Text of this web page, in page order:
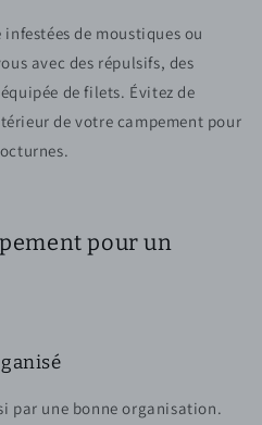
de moustiques ou
avec des répulsifs, des
de filets. Évitez de
de votre campement pour
pour un
par une bonne organisation.